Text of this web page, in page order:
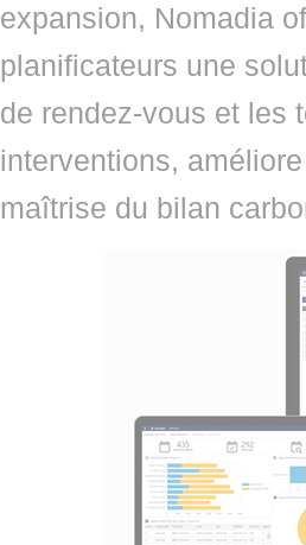
expansion, Nomadia
planificateurs une
de rendez-vous et les
interventions,
maîtrise du bilan